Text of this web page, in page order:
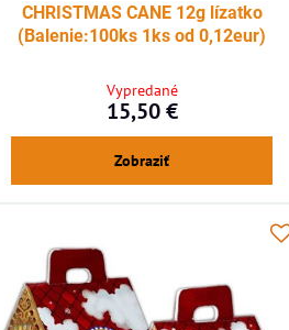
CHRISTMAS CANE 12g lízatko
(Balenie:100ks 1ks od 0,12eur)
Vypredané
15,50 €
Zobraziť